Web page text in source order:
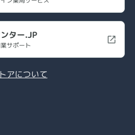
ター.JP
サポート
アについて